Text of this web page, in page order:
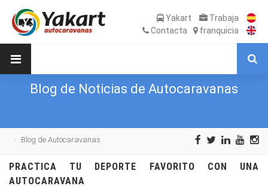
Yakart
Trabaja
Contacta
franquicia
Blog de Noticias de Autocaravanas
Blog de Autocaravanas
PRACTICA TU DEPORTE FAVORITO CON UNA
AUTOCARAVANA